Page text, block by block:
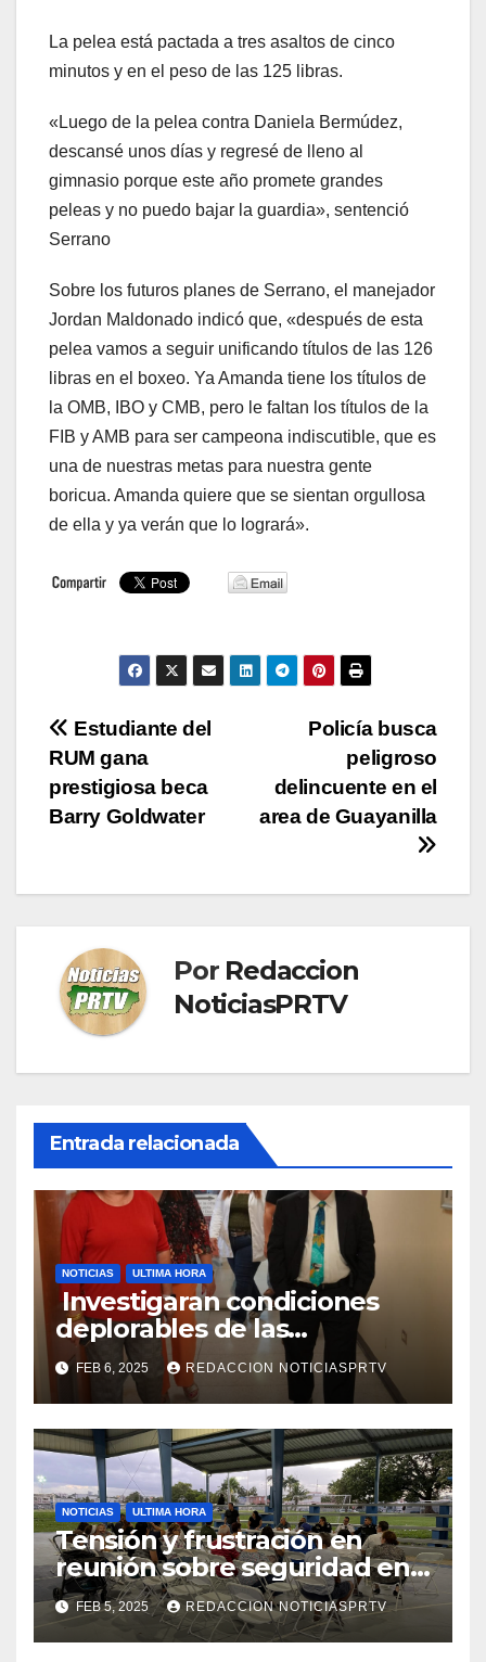
La pelea está pactada a tres asaltos de cinco
minutos y en el peso de las 125 libras.
«Luego de la pelea contra Daniela Bermúdez,
descansé unos días y regresé de lleno al
gimnasio porque este año promete grandes
peleas y no puedo bajar la guardia», sentenció
Serrano
Sobre los futuros planes de Serrano, el manejador
Jordan Maldonado indicó que, «después de esta
pelea vamos a seguir unificando títulos de las 126
libras en el boxeo. Ya Amanda tiene los títulos de
la OMB, IBO y CMB, pero le faltan los títulos de la
FIB y AMB para ser campeona indiscutible, que es
una de nuestras metas para nuestra gente
boricua. Amanda quiere que se sientan orgullosa
de ella y ya verán que lo logrará».
Navegación
de
entradas
Policía busca
peligroso
delincuente en el
area de Guayanilla
Estudiante del
RUM gana
prestigiosa beca
Barry Goldwater
Por Redaccion
NoticiasPRTV
Entrada relacionada
NOTICIAS ULTIMA HORA
Investigaran condiciones
deplorables de las
facilidades el Departamento
de la Salud en Mayagüez
FEB 6, 2025 REDACCION NOTICIASPRTV
NOTICIAS ULTIMA HORA
Tensión y frustración en
reunión sobre seguridad en
Reparto Metropolitano
FEB 5, 2025 REDACCION NOTICIASPRTV